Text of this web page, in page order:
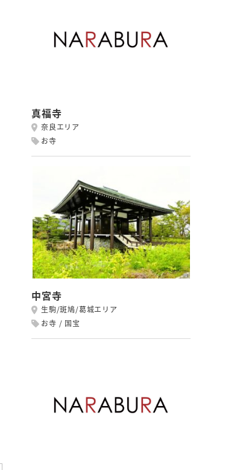
真福寺
奈良エリア
お寺
中宮寺
生駒/斑鳩/葛城エリア
お寺
国宝